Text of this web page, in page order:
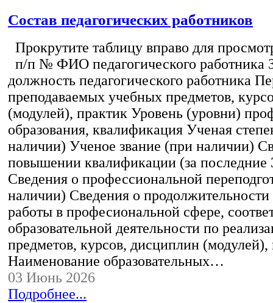
Состав педагогических работников
Прокрутите таблицу вправо для
п/п № ФИО педагогического работника
должность педагогического работника
преподаваемых учебных предметов,
(модулей), практик Уровень (уровни)
образования, квалификация Ученая
наличии) Ученое звание (при наличии)
повышении квалификации (за последние
Сведения о профессиональной
наличии) Сведения о
работы в професиональной сфере,
образовательной деятельности по
предметов, курсов, дисциплин (модулей),
Наименование образовательных…
03 Июнь 2026
Подробнее...